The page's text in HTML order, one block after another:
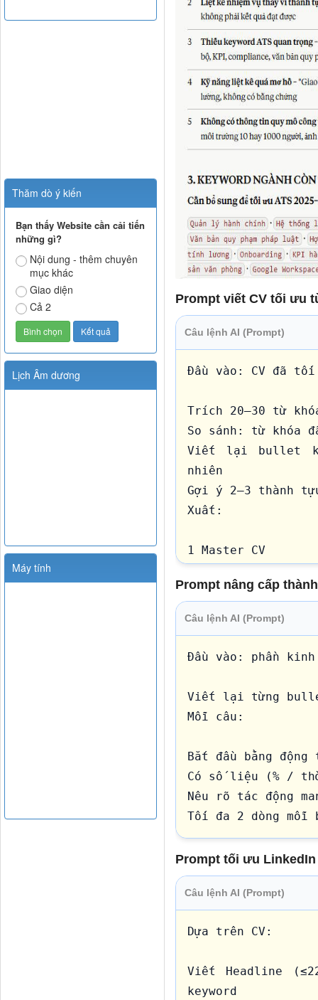
Viết lại CV mới:
Tối ưu ATS (có
Tập trung vào
kê nhiệm vụ)
Dùng động từ
Sắp xếp theo thứ
2026
Output: 1 CV hoàn
Prompt viết CV tối ưu
Câu lệnh AI (Prompt)
Đầu vào: CV đã
Trích 20–30 từ
So sánh: từ khóa
Viết lại bullet
nhiên
Gợi ý 2–3 thành
Xuất:
1 Master CV
Prompt nâng cấp
Câu lệnh AI (Prompt)
Đầu vào: phần
Viết lại từng
Mỗi câu:
Bắt đầu bằng động
Có số liệu (% /
Nêu rõ tác động
Tối đa 2 dòng mỗi
Prompt tối ưu LinkedIn
Câu lệnh AI (Prompt)
Dựa trên CV:
Viết Headline
keyword
Thăm dò ý kiến
Bạn thấy Website cần cải tiến
những gì?
Nội dung - thêm chuyên
mục khác
Giao diện
Cả 2
Lịch Âm dương
Máy tính